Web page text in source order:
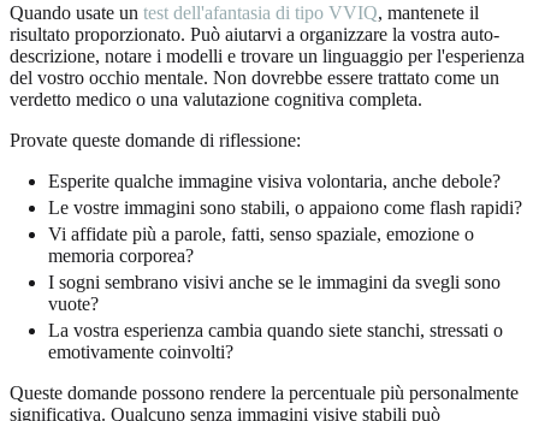
Quando usate un test dell'afantasia di tipo VVIQ, mantenete il
risultato proporzionato. Può aiutarvi a organizzare la vostra auto-
descrizione, notare i modelli e trovare un linguaggio per l'esperienza
del vostro occhio mentale. Non dovrebbe essere trattato come un
verdetto medico o una valutazione cognitiva completa.
Provate queste domande di riflessione:
Esperite qualche immagine visiva volontaria, anche debole?
Le vostre immagini sono stabili, o appaiono come flash rapidi?
Vi affidate più a parole, fatti, senso spaziale, emozione o
memoria corporea?
I sogni sembrano visivi anche se le immagini da svegli sono
vuote?
La vostra esperienza cambia quando siete stanchi, stressati o
emotivamente coinvolti?
Queste domande possono rendere la percentuale più personalmente
significativa. Qualcuno senza immagini visive stabili può